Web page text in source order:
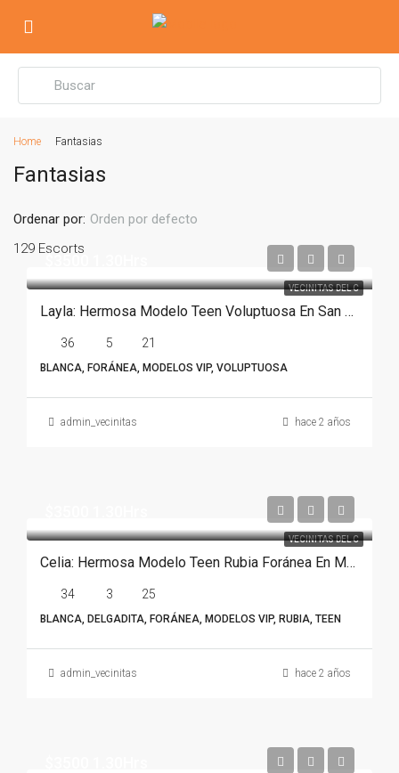
Home Fantasias
Fantasias
129 Escorts
Ordenar por: Orden por defecto
VECINITAS DEL C
Layla: Hermosa Modelo Teen Voluptuosa En San Pedro
36 5 21
BLANCA, FORÁNEA, MODELOS VIP, VOLUPTUOSA
admin_vecinitas hace 2 años
VECINITAS DEL C
Celia: Hermosa Modelo Teen Rubia Foránea En Monterrey
34 3 25
BLANCA, DELGADITA, FORÁNEA, MODELOS VIP, RUBIA, TEEN
admin_vecinitas hace 2 años